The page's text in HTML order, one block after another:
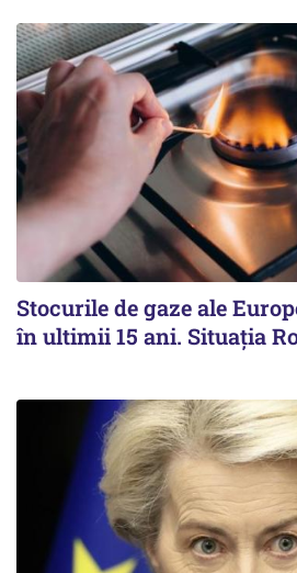
Stocurile de gaze ale
în ultimii 15 ani. Situația